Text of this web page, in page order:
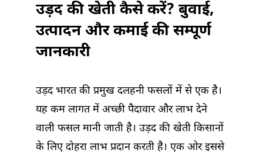
उड़द की खेती कैसे करें? बुवाई,
उत्पादन और कमाई की सम्पूर्ण
जानकारी
उड़द भारत की प्रमुख दलहनी फसलों में से एक है।
यह कम लागत में अच्छी पैदावार और लाभ देने
वाली फसल मानी जाती है। उड़द की खेती किसानों
के लिए दोहरा लाभ प्रदान करती है। एक ओर इससे